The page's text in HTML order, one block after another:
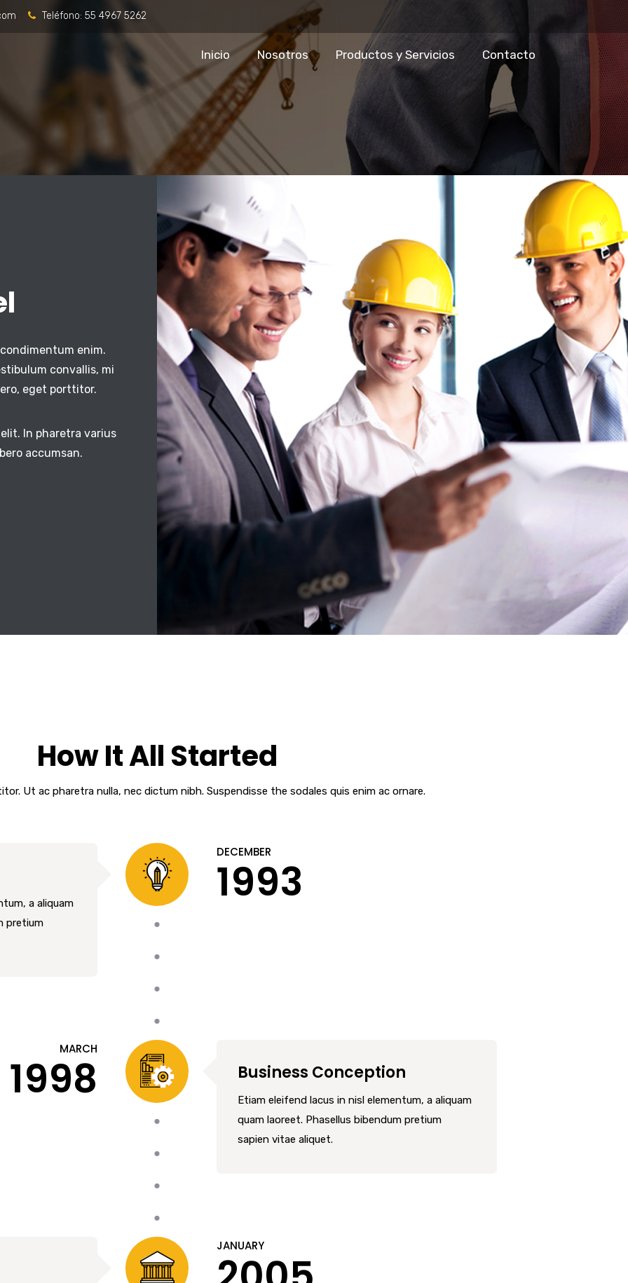
Teléfono: 55 4967 5262
Inicio Nosotros Productos y Servicios Contacto
enim.
convallis, mi
eget porttitor.
In pharetra varius
accumsan.
How It All Started
Ut ac pharetra nulla, nec dictum nibh. Suspendisse the sodales quis enim ac ornare.
DECEMBER
1993
a aliquam
pretium
MARCH
1998 Business Conception
Etiam eleifend lacus in nisl elementum, a aliquam
quam laoreet. Phasellus bibendum pretium
sapien vitae aliquet.
JANUARY